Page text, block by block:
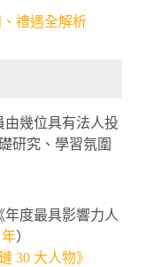
禮遇全解析
由幾位具有法人投
研究、學習氛圍
度最具影響力人
年）
30 大人物》